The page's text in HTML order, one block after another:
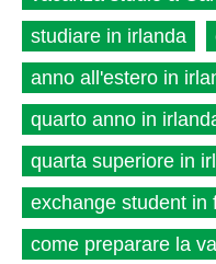
studiare in irlanda
anno all'estero in
quarto anno in
quarta superiore in
exchange student in
come preparare la